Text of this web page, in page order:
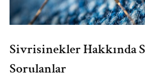
Sivrisinekler Hakkında
Sorulanlar